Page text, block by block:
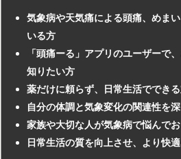
気象病や天気痛による頭痛、めま
いる方
「頭痛ーる」アプリのユーザーで
知りたい方
薬だけに頼らず、日常生活ででき
自分の体調と気象変化の関連性を
家族や大切な人が気象病で悩んで
日常生活の質を向上させ、より快